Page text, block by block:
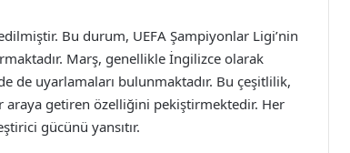
Bu durum, UEFA Şampiyonlar Ligi’nin
Marş, genellikle İngilizce olarak
de uyarlamaları bulunmaktadır. Bu çeşitlilik,
araya getiren özelliğini pekiştirmektedir. Her
gücünü yansıtır.